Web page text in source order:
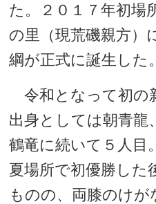
た。２０１７年初場
の里（現荒磯親方）
綱が正式に誕生した。
令和となって初の
出身としては朝青龍
鶴竜に続いて５人目
夏場所で初優勝した
ものの、両膝のけ